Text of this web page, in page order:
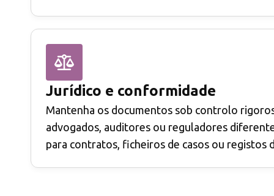
Jurídico e conformidade
Mantenha os documentos sob controlo
advogados, auditores ou reguladores
para contratos, ficheiros de casos ou registos